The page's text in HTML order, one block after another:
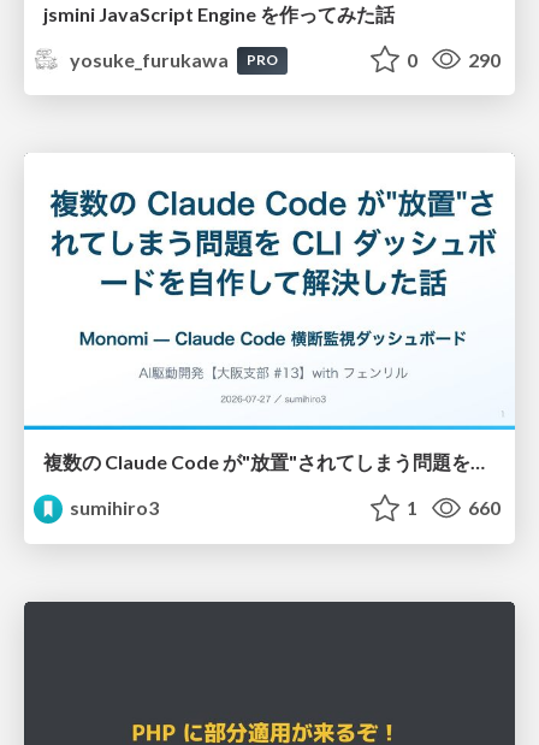
jsmini JavaScript Engine を作ってみた話
yosuke_furukawa
PRO 0 290
複数の Claude Code が"放置"されてしまう問題をCLI ダッシュボードを自作して解決した話
sumihiro3
1 660